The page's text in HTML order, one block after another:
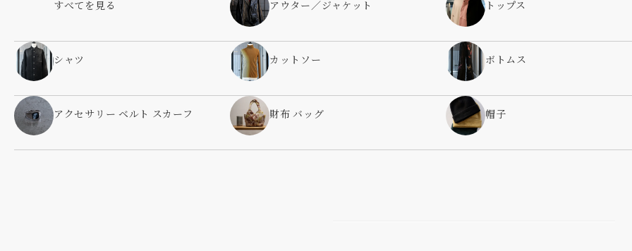
すべてを見る アウター／ジャケット トップス
シャツ カットソー ボトムス
アクセサリー ベルト スカーフ 財布 バッグ 帽子